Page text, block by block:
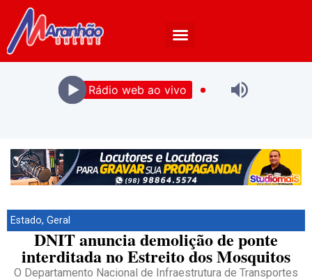
Rádio web ao vivo
Estado, Geral
DNIT anuncia demolição de ponte
interditada no Estreito dos Mosquitos
O Departamento Nacional de Infraestrutura de Transportes